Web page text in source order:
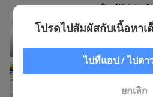
【Knight
หวังคือจุดจ
Jilelemon
Kamen
โตะJilelemon
โปรดไปสัมผัสกับเนื้อหา
ไปที่แอป / ไปดา
ยกเลิก